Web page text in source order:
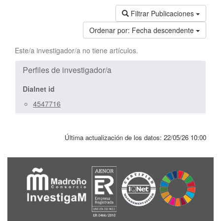
Filtrar Publicaciones
Ordenar por: Fecha descendente
Este/a investigador/a no tiene artículos.
Perfiles de investigador/a
Dialnet id
4547716
Última actualización de los datos: 22/05/26 10:00